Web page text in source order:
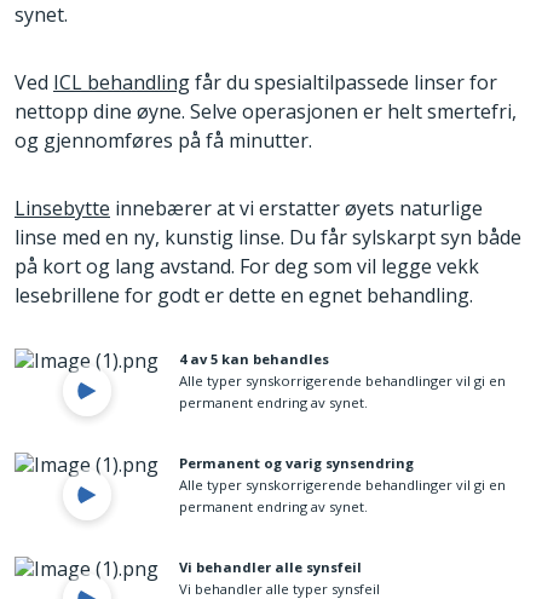
synet.
Ved ICL behandlingfår du spesialtilpassede linser for
nettopp dine øyne. Selve operasjonen er helt smertefri,
og gjennomføres på få minutter.
Linsebytte innebærer at vi erstatter øyets naturlige
linse med en ny, kunstig linse. Du får sylskarpt syn både
på kort og lang avstand. For deg som vil legge vekk
lesebrillene for godt er dette en egnet behandling.
4 av 5 kan behandles
Alle typer synskorrigerende behandlinger vil gi en
permanent endring av synet.
Permanent og varig synsendring
Alle typer synskorrigerende behandlinger vil gi en
permanent endring av synet.
Vi behandler alle synsfeil
Vi behandler alle typer synsfeil